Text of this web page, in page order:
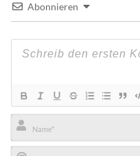
Abonnieren
Name*